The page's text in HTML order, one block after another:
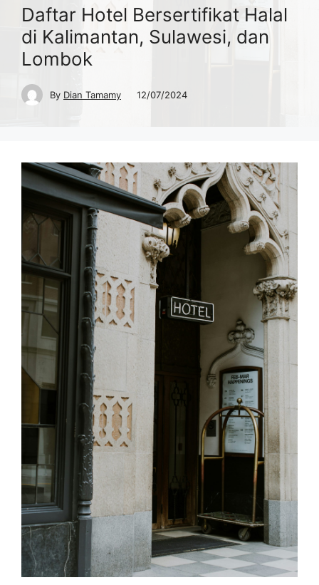
Daftar Hotel Bersertifikat Halal
di Kalimantan, Sulawesi, dan
Lombok
By Dian Tamamy 12/07/2024